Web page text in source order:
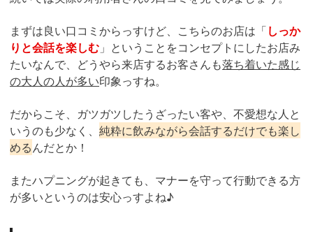
まずは良い口コミからっすけど、こちらのお店は「しっか
りと会話を楽しむ 」ということをコンセプトにしたお店み
たいなんで、どうやら来店するお客さんも落ち着いた感じ
の大人の人が多い印象っすね。
だからこそ、ガツガツしたうざったい客や、不愛想な人と
いうのも少なく、 純粋に飲みながら会話するだけでも楽し
めるんだとか！
またハプニングが起きても、マナーを守って行動できる方
が多いというのは安心っすよね♪